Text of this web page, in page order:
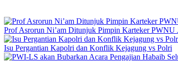
Prof Asrorun Ni’am Ditunjuk Pimpin Karteker
Isu Pergantian Kapolri dan Konflik Kejagung vs Polri